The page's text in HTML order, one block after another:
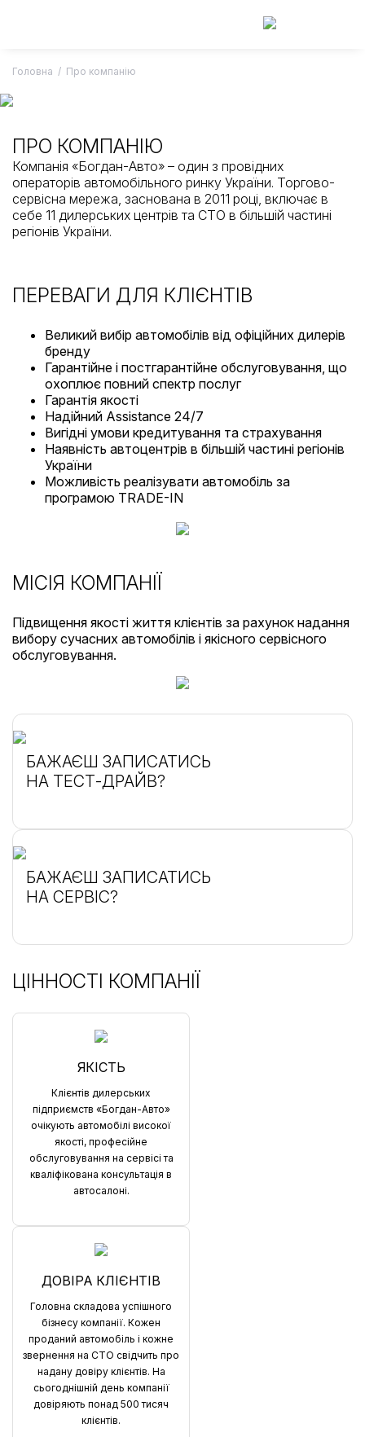
Головна / Про компанію
ПРО КОМПАНІЮ
Компанія «Богдан-Авто» – один з провідних
операторів автомобільного ринку України. Торгово-
сервісна мережа, заснована в 2011 році, включає в
себе 11 дилерських центрів та СТО в більшій частині
регіонів України.
ПЕРЕВАГИ ДЛЯ КЛІЄНТІВ
Великий вибір автомобілів від офіційних дилерів
бренду
Гарантійне і постгарантійне обслуговування, що
охоплює повний спектр послуг
Гарантія якості
Надійний Assistance 24/7
Вигідні умови кредитування та страхування
Наявність автоцентрів в більшій частині регіонів
України
Можливість реалізувати автомобіль за
програмою TRADE-IN
МІСІЯ КОМПАНІЇ
Підвищення якості життя клієнтів за рахунок надання
вибору сучасних автомобілів і якісного сервісного
обслуговування.
БАЖАЄШ ЗАПИСАТИСЬ
НА ТЕСТ-ДРАЙВ?
БАЖАЄШ ЗАПИСАТИСЬ
НА СЕРВІС?
ЦІННОСТІ КОМПАНІЇ
ЯКІСТЬ
Клієнтів дилерських
підприємств «Богдан-Авто»
очікують автомобілі високої
якості, професійне
обслуговування на сервісі та
кваліфікована консультація в
автосалоні.
ДОВІРА КЛІЄНТІВ
Головна складова успішного
бізнесу компанії. Кожен
проданий автомобіль і кожне
звернення на СТО свідчить про
надану довіру клієнтів. На
сьогоднішній день компанії
довіряють понад 500 тисяч
клієнтів.